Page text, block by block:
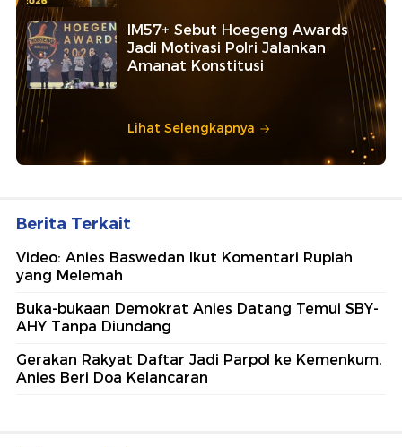
IM57+ Sebut Hoegeng Awards
Jadi Motivasi Polri Jalankan
Amanat Konstitusi
Lihat Selengkapnya
Berita Terkait
Video: Anies Baswedan Ikut Komentari Rupiah
yang Melemah
Buka-bukaan Demokrat Anies Datang Temui SBY-
AHY Tanpa Diundang
Gerakan Rakyat Daftar Jadi Parpol ke Kemenkum,
Anies Beri Doa Kelancaran